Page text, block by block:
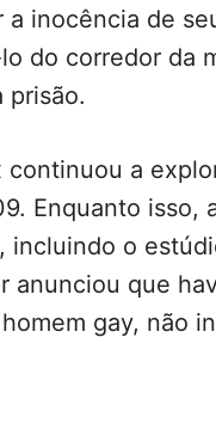
inocência de
do corredor da
prisão.
continuou a
Enquanto isso,
incluindo o
anunciou que
gay, não